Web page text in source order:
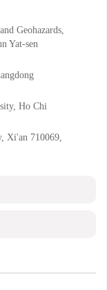
Geohazards,
Yat-sen
Ho Chi
Xi'an 710069,